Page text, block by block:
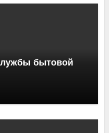
бытовой